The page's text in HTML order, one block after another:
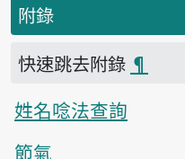
附錄
快速跳去附錄 ¶
姓名唸法查詢
節氣